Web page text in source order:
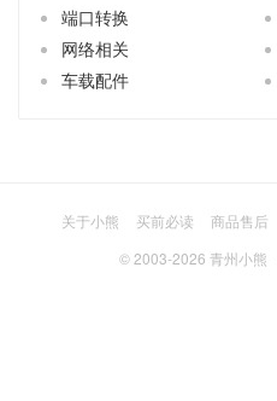
端口转换
网络相关
车载配件
关于小熊 买前必读 商品售后
© 2003-2026 青州小熊